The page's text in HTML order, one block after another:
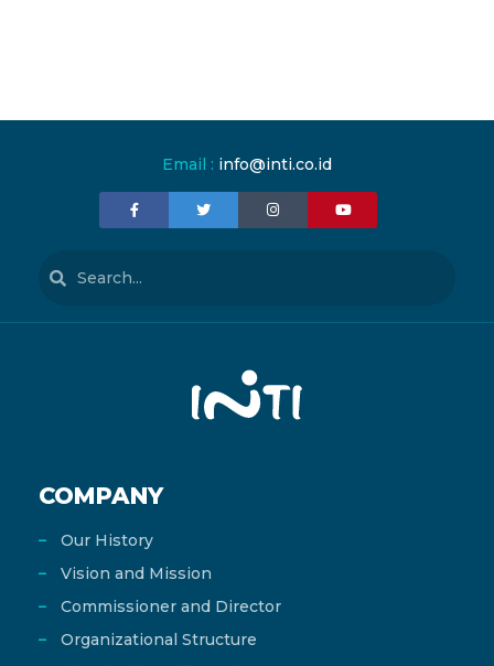
Email : info@inti.co.id
COMPANY
Our History
Vision and Mission
Commissioner and Director
Organizational Structure